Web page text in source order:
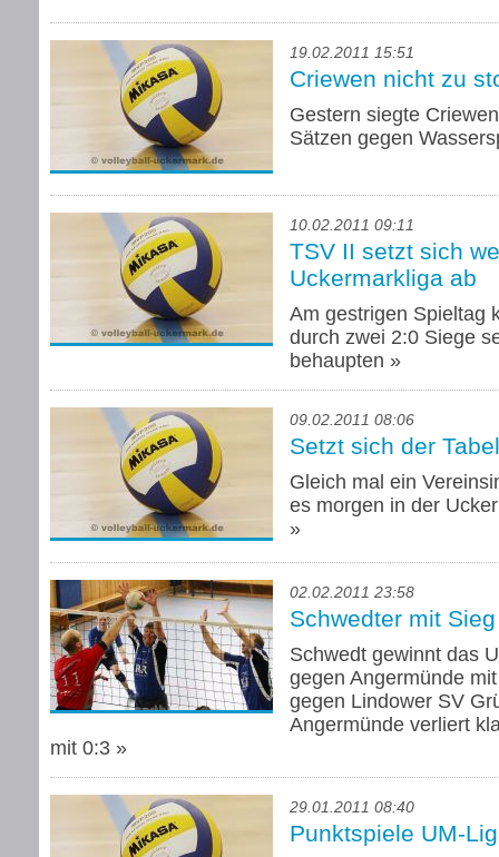
19.02.2011 15:51
Criewen nicht zu
Gestern siegte
Sätzen gegen
10.02.2011 09:11
TSV II setzt sich
Uckermarkliga ab
Am gestrigen Spieltag
durch zwei 2:0 Siege
behaupten »
09.02.2011 08:06
Setzt sich der
Gleich mal ein
es morgen in der
»
02.02.2011 23:58
Schwedter mit
Schwedt gewinnt das
gegen Angermünde
gegen Lindower SV
Angermünde verliert
mit 0:3 »
29.01.2011 08:40
Punktspiele UM-